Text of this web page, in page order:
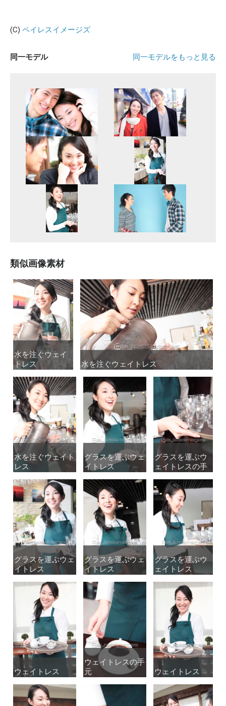
(C) ペイレスイメージズ
同一モデル 同一モデルをもっと見る
類似画像素材
水を注ぐウェイ
トレス
水を注ぐウェイ
トレス
水を注ぐウェイトレス
水を注ぐウェイトレス
水を注ぐウェイト
レス
水を注ぐウェイト
レス
グラスを運ぶウェ
イトレス
グラスを運ぶウェ
イトレス
グラスを運ぶウ
ェイトレスの手
グラスを運ぶウ
ェイトレスの手
グラスを運ぶウェ
イトレス
グラスを運ぶウェ
イトレス
グラスを運ぶウェ
イトレス
グラスを運ぶウェ
イトレス
グラスを運ぶウ
ェイトレス
グラスを運ぶウ
ェイトレス
ウェイトレス
ウェイトレス
ウェイトレスの手
元
ウェイトレスの手
元
ウェイトレス
ウェイトレス